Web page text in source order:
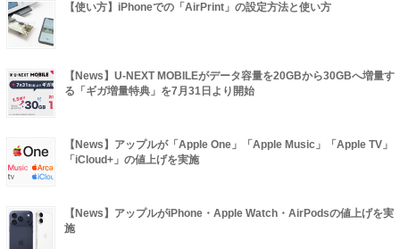
【使い方】iPhoneでの「AirPrint」の設定方法と使い方
【News】U-NEXT MOBILEがデータ容量を20GBから30GBへ増量す
る「ギガ増量特典」を7月31日より開始
【News】アップルが「Apple One」「Apple Music」「Apple TV」
「iCloud+」の値上げを実施
【News】アップルがiPhone・Apple Watch・AirPodsの値上げを実
施